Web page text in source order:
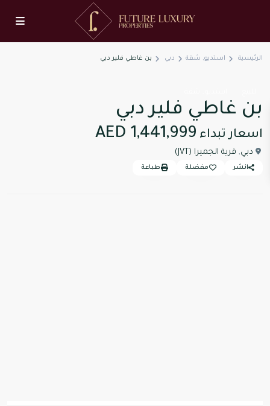
الرئيسية استديو, شقة دبي بن غاطي فلير دبي
بن غاطي فلير دبي
اسعار تبداء AED 1,441,999
دبي, قرية الجميرا (JVT)
انشر مفضلة طباعة